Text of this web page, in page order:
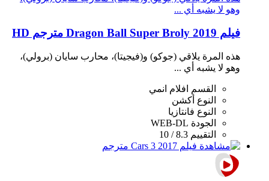
وهو لا يشبه أي ...
فيلم Dragon Ball Super Broly 2019 مترجم HD
هذه المرة يلاقي (جوكو) و(فيجيتا)، محارب سايان (برولي)،
وهو لا يشبه أي ...
القسم
افلام انمي
النوع أكشن
النوع فانتازيا
الجودة WEB-DL
التقييم 8.3 / 10